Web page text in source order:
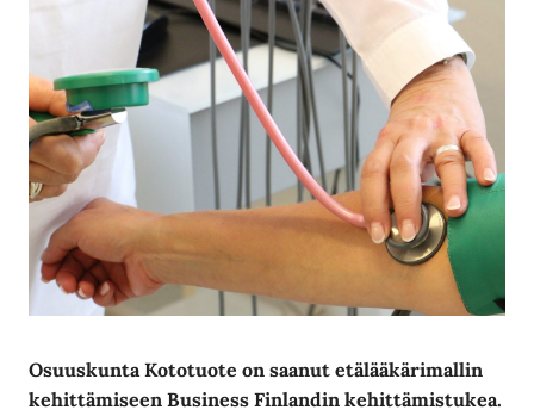
Osuuskunta Kototuote on saanut etälääkärimallin
kehittämiseen Business Finlandin kehittämistukea.